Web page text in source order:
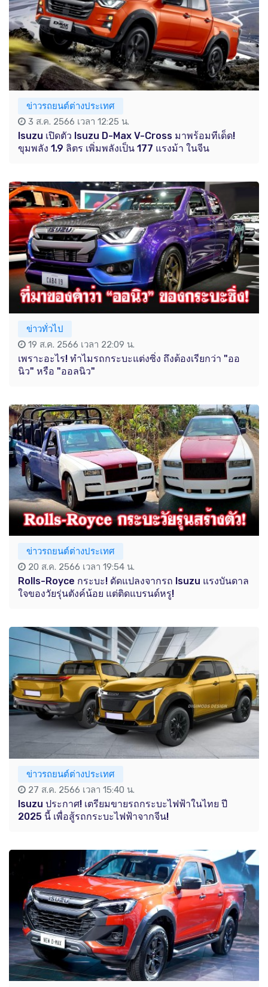
ข่าวรถยนต์ต่างประเทศ
3 ส.ค. 2566 เวลา 12:25 น.
Isuzu เปิดตัว Isuzu D-Max V-Cross มาพร้อมทีเด็ด!
ขุมพลัง 1.9 ลิตร เพิ่มพลังเป็น 177 แรงม้า ในจีน
ข่าวทั่วไป
19 ส.ค. 2566 เวลา 22:09 น.
เพราะอะไร! ทำไมรถกระบะแต่งซิ่ง ถึงต้องเรียกว่า "ออ
นิว" หรือ "ออลนิว"
ข่าวรถยนต์ต่างประเทศ
20 ส.ค. 2566 เวลา 19:54 น.
Rolls-Royce กระบะ! ดัดแปลงจากรถ Isuzu แรงบันดาล
ใจของวัยรุ่นตังค์น้อย แต่ติดแบรนด์หรู!
ข่าวรถยนต์ต่างประเทศ
27 ส.ค. 2566 เวลา 15:40 น.
Isuzu ประกาศ! เตรียมขายรถกระบะไฟฟ้าในไทย ปี
2025 นี้ เพื่อสู้รถกระบะไฟฟ้าจากจีน!